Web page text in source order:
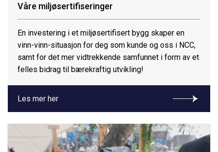
Våre miljøsertifiseringer
En investering i et miljøsertifisert bygg skaper en
vinn-vinn-situasjon for deg som kunde og oss i NCC,
samt for det mer vidtrekkende samfunnet i form av et
felles bidrag til bærekraftig utvikling!
Les mer her